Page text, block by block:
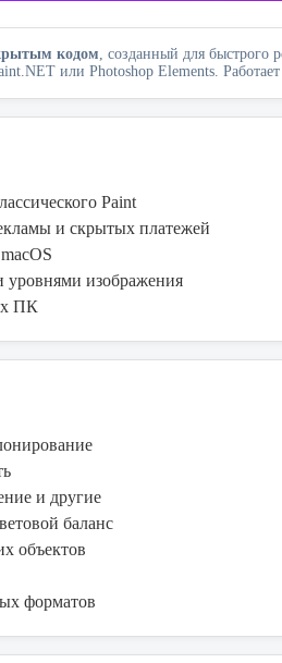
кодом , созданный для
или Photoshop Elements.
Paint
и скрытых платежей
уровнями изображения
ПК
и другие
баланс
объектов
форматов